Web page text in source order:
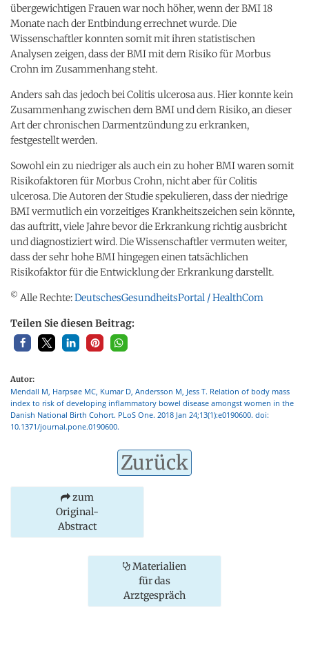
übergewichtigen Frauen war noch höher, wenn der BMI 18
Monate nach der Entbindung errechnet wurde. Die
Wissenschaftler konnten somit mit ihren statistischen
Analysen zeigen, dass der BMI mit dem Risiko für Morbus
Crohn im Zusammenhang steht.
Anders sah das jedoch bei Colitis ulcerosa aus. Hier konnte kein
Zusammenhang zwischen dem BMI und dem Risiko, an dieser
Art der chronischen Darmentzündung zu erkranken,
festgestellt werden.
Sowohl ein zu niedriger als auch ein zu hoher BMI waren somit
Risikofaktoren für Morbus Crohn, nicht aber für Colitis
ulcerosa. Die Autoren der Studie spekulieren, dass der niedrige
BMI vermutlich ein vorzeitiges Krankheitszeichen sein könnte,
das auftritt, viele Jahre bevor die Erkrankung richtig ausbricht
und diagnostiziert wird. Die Wissenschaftler vermuten weiter,
dass der sehr hohe BMI hingegen einen tatsächlichen
Risikofaktor für die Entwicklung der Erkrankung darstellt.
© Alle Rechte:DeutschesGesundheitsPortal / HealthCom
Teilen Sie diesen Beitrag:
Autor:
Mendall M, Harpsøe MC, Kumar D, Andersson M, Jess T. Relation of body mass
index to risk of developing inflammatory bowel disease amongst women in the
Danish National Birth Cohort. PLoS One. 2018 Jan 24;13(1):e0190600. doi:
10.1371/journal.pone.0190600.
Zurück
zum
Original-
Abstract
Materialien
für das
Arztgespräch